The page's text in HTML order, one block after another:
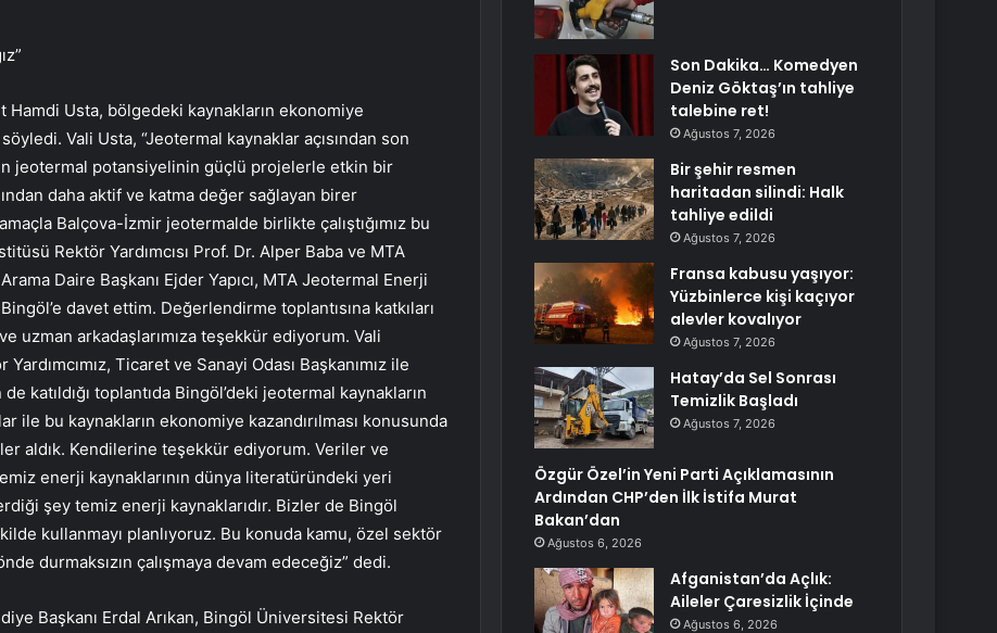
Hamdi Usta, bölgedeki kaynakların ekonomiye
Vali Usta, “Jeotermal kaynaklar açısından son
jeotermal potansiyelinin güçlü projelerle etkin bir
daha aktif ve katma değer sağlayan birer
Balçova-İzmir jeotermalde birlikte çalıştığımız bu
Rektör Yardımcısı Prof. Dr. Alper Baba ve MTA
Daire Başkanı Ejder Yapıcı, MTA Jeotermal Enerji
davet ettim. Değerlendirme toplantısına katkıları
uzman arkadaşlarımıza teşekkür ediyorum. Vali
Yardımcımız, Ticaret ve Sanayi Odası Başkanımız ile
katıldığı toplantıda Bingöl’deki jeotermal kaynakların
bu kaynakların ekonomiye kazandırılması konusunda
aldık. Kendilerine teşekkür ediyorum. Veriler ve
enerji kaynaklarının dünya literatüründeki yeri
şey temiz enerji kaynaklarıdır. Bizler de Bingöl
kullanmayı planlıyoruz. Bu konuda kamu, özel sektör
durmaksızın çalışmaya devam edeceğiz” dedi.
Başkanı Erdal Arıkan, Bingöl Üniversitesi Rektör
Son Dakika… Komedyen
Deniz Göktaş’ın tahliye
talebine ret!
Ağustos 7, 2026
Bir şehir resmen
haritadan silindi: Halk
tahliye edildi
Ağustos 7, 2026
Fransa kabusu yaşıyor:
Yüzbinlerce kişi kaçıyor
alevler kovalıyor
Ağustos 7, 2026
Hatay’da Sel Sonrası
Temizlik Başladı
Ağustos 7, 2026
Özgür Özel’in Yeni Parti Açıklamasının
Ardından CHP’den İlk İstifa Murat
Bakan’dan
Ağustos 6, 2026
Afganistan’da Açlık:
Aileler Çaresizlik İçinde
Ağustos 6, 2026